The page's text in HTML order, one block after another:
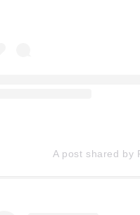
A post shared by